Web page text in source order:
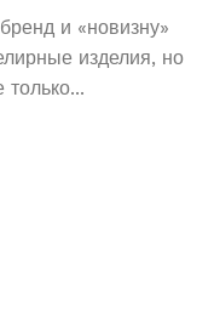
и «новизну»
изделия, но